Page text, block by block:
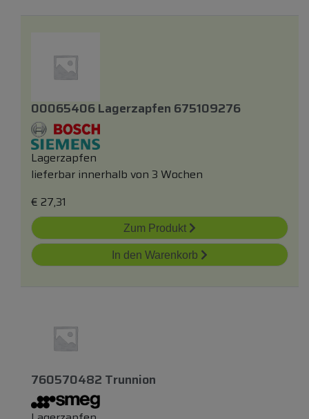
00065406 Lagerzapfen 675109276
Lagerzapfen
lieferbar innerhalb von 3 Wochen
€ 27,31
Zum Produkt
In den Warenkorb
760570482 Trunnion